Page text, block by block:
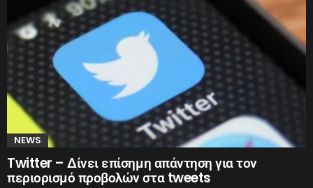
NEWS
Twitter – Δίνει επίσημη απάντηση για τον
περιορισμό προβολών στα tweets